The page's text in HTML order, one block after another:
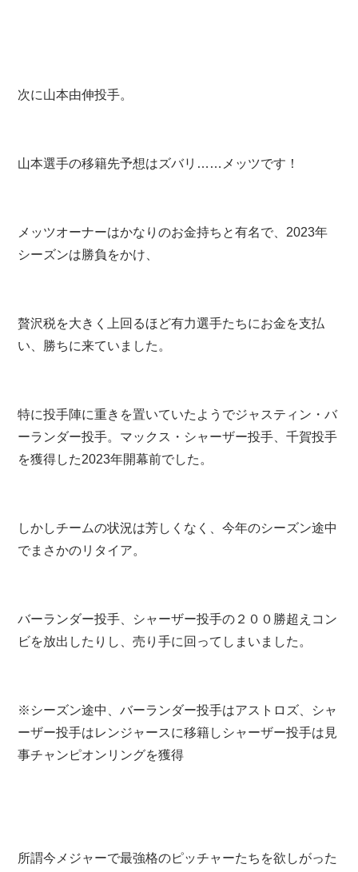
次に山本由伸投手。
山本選手の移籍先予想はズバリ……メッツです！
メッツオーナーはかなりのお金持ちと有名で、2023年
シーズンは勝負をかけ、
贅沢税を大きく上回るほど有力選手たちにお金を支払
い、勝ちに来ていました。
特に投手陣に重きを置いていたようでジャスティン・バ
ーランダー投手。マックス・シャーザー投手、千賀投手
を獲得した2023年開幕前でした。
しかしチームの状況は芳しくなく、今年のシーズン途中
でまさかのリタイア。
バーランダー投手、シャーザー投手の２００勝超えコン
ビを放出したりし、売り手に回ってしまいました。
※シーズン途中、バーランダー投手はアストロズ、シャ
ーザー投手はレンジャースに移籍しシャーザー投手は見
事チャンピオンリングを獲得
所謂今メジャーで最強格のピッチャーたちを欲しがった